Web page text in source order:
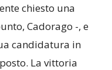
chiesto una
Cadorago -, e
candidatura in
La vittoria